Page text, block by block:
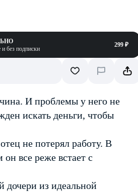
и без подписки
299 ₽
И проблемы у него не
искать деньги, чтобы
не потерял работу. В
все реже встает с
дочери из идеальной